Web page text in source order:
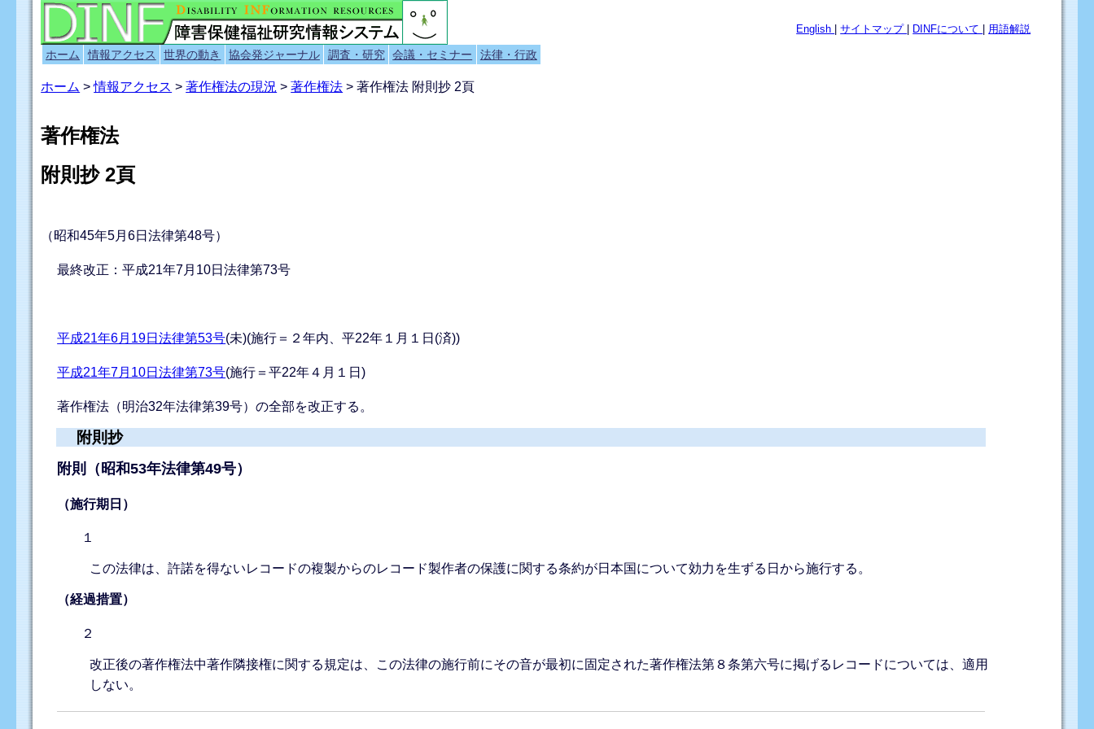
English |サイトマップ DINFについて 用語解説
ホーム 情報アクセス 世界の動き 協会発ジャーナル 調査・研究 会議・セミナー 法律・行政
ホーム >情報アクセス >著作権法の現況 >著作権法 > 著作権法 附則抄 2頁
著作権法
附則抄 2頁
（昭和45年5月6日法律第48号）
最終改正：平成21年7月10日法律第73号
平成21年6月19日法律第53号(未)(施行＝２年内、平22年１月１日(済))
平成21年7月10日法律第73号(施行＝平22年４月１日)
著作権法（明治32年法律第39号）の全部を改正する。
附則抄
附則（昭和53年法律第49号）
（施行期日）
１
この法律は、許諾を得ないレコードの複製からのレコード製作者の保護に関する条約が日本国について効力を生ずる日から施行する。
（経過措置）
２
改正後の著作権法中著作隣接権に関する規定は、この法律の施行前にその音が最初に固定された著作権法第８条第六号に掲げるレコードについては、適用
しない。